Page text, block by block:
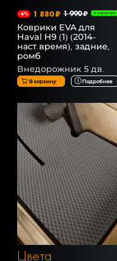
-6% 1 880 ₽ 1 990 ₽ В НАЛИЧИИ
Коврики EVA для
Haval H9 (1) (2014-
наст.время), задние,
ромб
Внедорожник 5 дв.
В корзину Подробнее
Цвета